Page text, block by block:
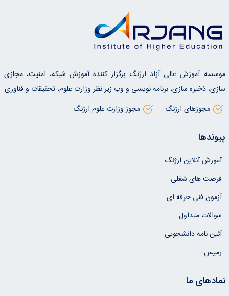
موسسه آموزش عالی آزاد ارژنگ برگزار کننده آموزش شبکه، امنیت، مجازی
سازی، ذخیره سازی، برنامه نویسی و وب زیر نظر وزارت علوم، تحقیقات و فناوری
مجوزهای ارژنگ
مجوز وزارت علوم ارژنگ
پیوندها
آموزش آنلاین ارژنگ
فرصت های شغلی
آزمون فنی حرفه ای
سوالات متداول
آئین نامه دانشجویی
رمیس
نمادهای ما